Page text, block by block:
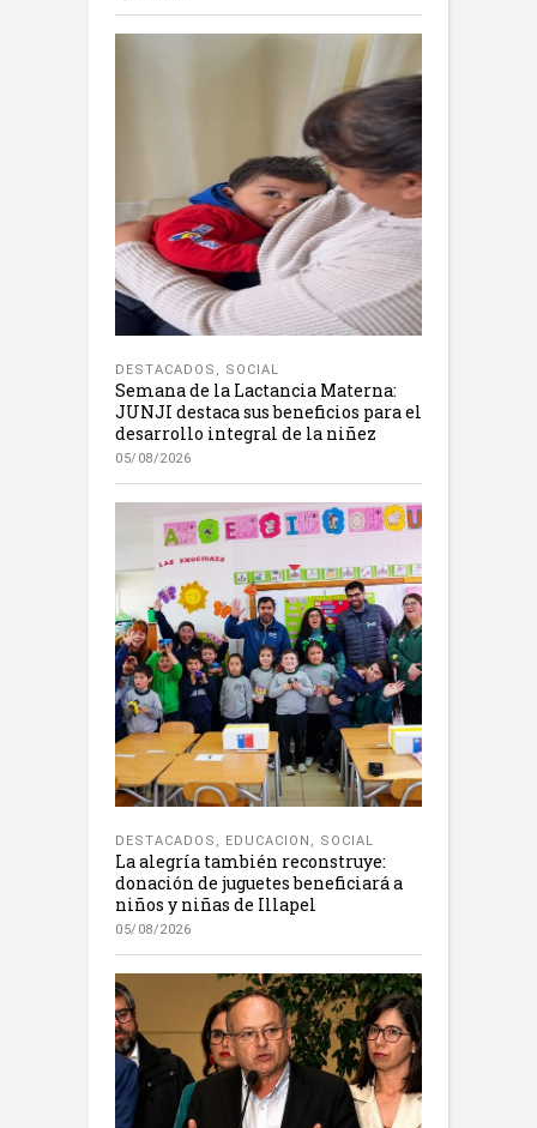
DESTACADOS SOCIAL
Semana de la Lactancia Materna:
JUNJI destaca sus beneficios para el
desarrollo integral de la niñez
05/08/2026
DESTACADOS , EDUCACION , SOCIAL
La alegría también reconstruye:
donación de juguetes beneficiará a
niños y niñas de Illapel
05/08/2026